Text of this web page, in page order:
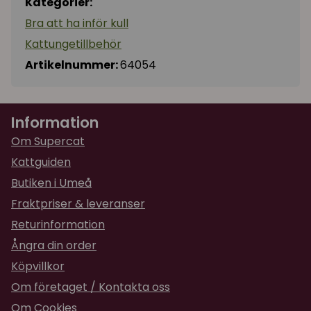
Bra att ha inför kull
Kattungetillbehör
Artikelnummer:64054
Information
Om Supercat
Kattguiden
Butiken i Umeå
Fraktpriser & leveranser
Returinformation
Ångra din order
Köpvillkor
Om företaget / Kontakta oss